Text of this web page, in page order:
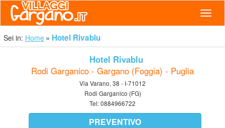
Sei in: Home Hotel Rivablu
Hotel Rivablu
Rodi Garganico - Gargano (Foggia) - Puglia
Via Varano, 38 - I-71012
Rodi Garganico (FG)
Tel:0884966722
PREVENTIVO